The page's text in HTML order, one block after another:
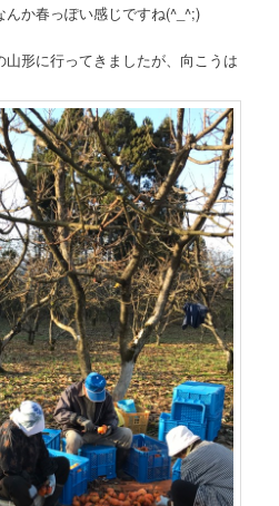
か春っぽい感じですね(^_^;)
形に行ってきましたが、向こうは